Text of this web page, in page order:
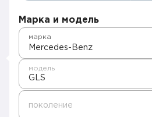
Марка и модель
Mercedes-Benz
марка
GLS
модель
поколение